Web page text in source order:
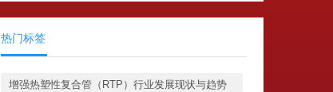
热门标签
增强热塑性复合管（RTP）行业发展现状与趋势